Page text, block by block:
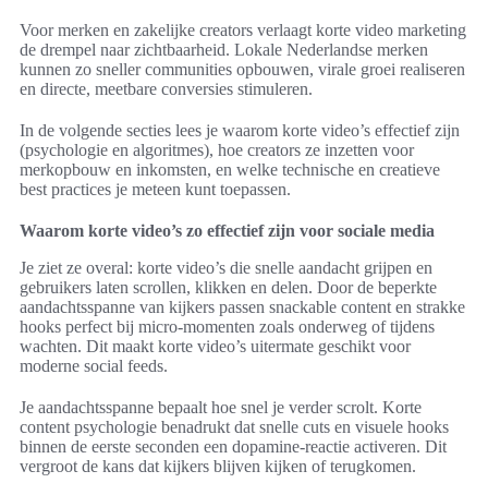
Voor merken en zakelijke creators verlaagt korte video marketing
de drempel naar zichtbaarheid. Lokale Nederlandse merken
kunnen zo sneller communities opbouwen, virale groei realiseren
en directe, meetbare conversies stimuleren.
In de volgende secties lees je waarom korte video’s effectief zijn
(psychologie en algoritmes), hoe creators ze inzetten voor
merkopbouw en inkomsten, en welke technische en creatieve
best practices je meteen kunt toepassen.
Waarom korte video’s zo effectief zijn voor sociale media
Je ziet ze overal: korte video’s die snelle aandacht grijpen en
gebruikers laten scrollen, klikken en delen. Door de beperkte
aandachtsspanne van kijkers passen snackable content en strakke
hooks perfect bij micro-momenten zoals onderweg of tijdens
wachten. Dit maakt korte video’s uitermate geschikt voor
moderne social feeds.
Je aandachtsspanne bepaalt hoe snel je verder scrolt. Korte
content psychologie benadrukt dat snelle cuts en visuele hooks
binnen de eerste seconden een dopamine-reactie activeren. Dit
vergroot de kans dat kijkers blijven kijken of terugkomen.